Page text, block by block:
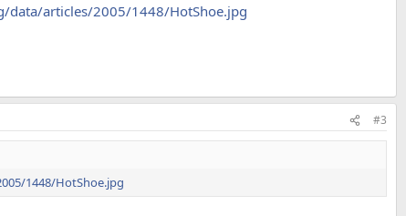
articles/2005/1448/HotShoe.jpg
#3
1448/HotShoe.jpg